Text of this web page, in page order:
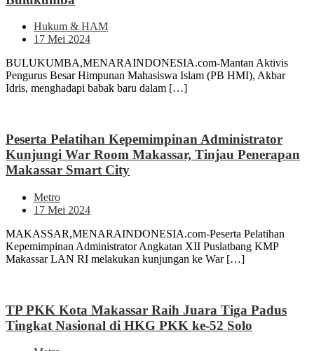
Hukum & HAM
17 Mei 2024
BULUKUMBA,MENARAINDONESIA.com-Mantan Aktivis
Pengurus Besar Himpunan Mahasiswa Islam (PB HMI), Akbar
Idris, menghadapi babak baru dalam […]
Peserta Pelatihan Kepemimpinan Administrator
Kunjungi War Room Makassar, Tinjau Penerapan
Makassar Smart City
Metro
17 Mei 2024
MAKASSAR,MENARAINDONESIA.com-Peserta Pelatihan
Kepemimpinan Administrator Angkatan XII Puslatbang KMP
Makassar LAN RI melakukan kunjungan ke War […]
TP PKK Kota Makassar Raih Juara Tiga Padus
Tingkat Nasional di HKG PKK ke-52 Solo